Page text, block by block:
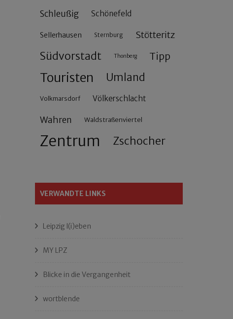
Schleußig Schönefeld
Sellerhausen Sternburg Stötteritz
Südvorstadt Thonberg Tipp
Touristen Umland
Volkmarsdorf Völkerschlacht
Wahren Waldstraßenviertel
Zentrum Zschocher
VERWANDTE LINKS
Leipzig l(i)eben
MY LPZ
Blicke in die Vergangenheit
wortblende